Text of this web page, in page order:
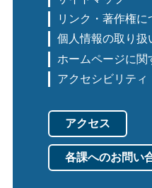
リンク・著作権に
個人情報の取り扱
ホームページに関
アクセシビリティ
アクセス
各課へのお問い